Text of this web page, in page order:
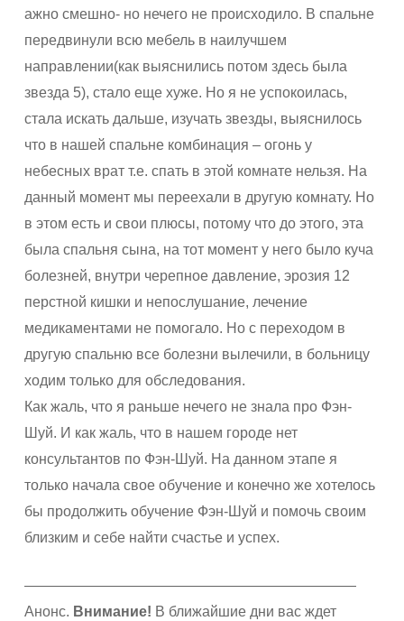
ажно смешно- но нечего не происходило. В спальне
передвинули всю мебель в наилучшем
направлении(как выяснились потом здесь была
звезда 5), стало еще хуже. Но я не успокоилась,
стала искать дальше, изучать звезды, выяснилось
что в нашей спальне комбинация – огонь у
небесных врат т.е. спать в этой комнате нельзя. На
данный момент мы переехали в другую комнату. Но
в этом есть и свои плюсы, потому что до этого, эта
была спальня сына, на тот момент у него было куча
болезней, внутри черепное давление, эрозия 12
перстной кишки и непослушание, лечение
медикаментами не помогало. Но с переходом в
другую спальню все болезни вылечили, в больницу
ходим только для обследования.
Как жаль, что я раньше нечего не знала про Фэн-
Шуй. И как жаль, что в нашем городе нет
консультантов по Фэн-Шуй. На данном этапе я
только начала свое обучение и конечно же хотелось
бы продолжить обучение Фэн-Шуй и помочь своим
близким и себе найти счастье и успех.
———————————————————————
Анонс. Внимание! В ближайшие дни вас ждет